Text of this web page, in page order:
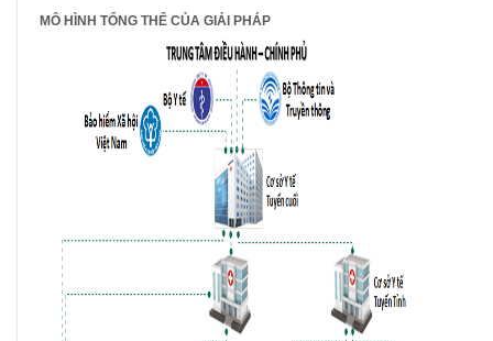
MÔ HÌNH TỔNG THỂ CỦA GIẢI PHÁP